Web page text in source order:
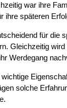
war ihre
ihre späteren
für die
Gleichzeitig
Werdegang
solche